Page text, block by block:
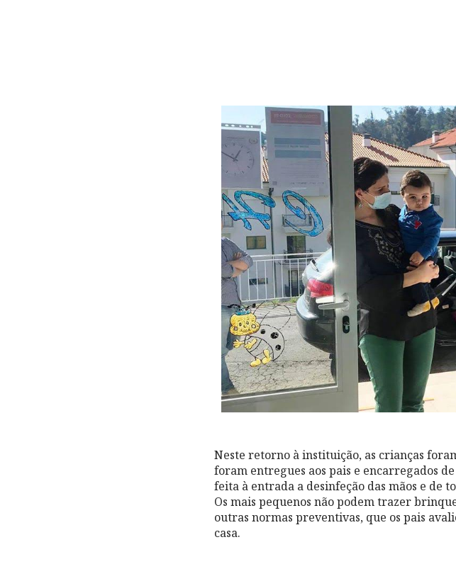
Neste retorno à instituição, as crianças
foram entregues aos pais e encarregados
feita à entrada a desinfeção das mãos e de
Os mais pequenos não podem trazer
outras normas preventivas, que os pais
casa.